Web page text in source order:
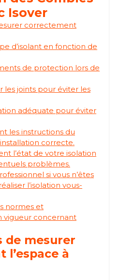
Isover
correctement
d’isolant en fonction de
de protection lors de
les joints pour éviter les
adéquate pour éviter
les instructions du
correcte.
l’état de votre isolation
problèmes.
si vous n’êtes
l’isolation vous-
normes et
vigueur concernant
de mesurer
à